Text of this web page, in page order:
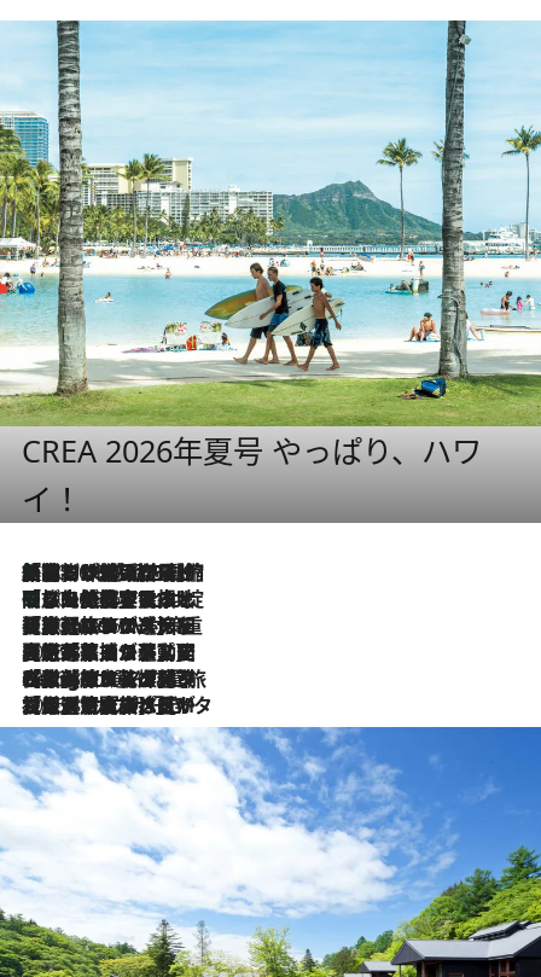
CREA 2026年夏号 やっぱり、ハワ
イ！
2026.8.6
「荷物が増えるほど旅ストレスは増す」美容ジャーナリストがたどり着いた最終結論。“化粧品を劇的に減らす”感動の凝縮美容とは
2026.8.6
「旅先には金髪ウィッグを持参」日本と同じメイクでは損してる!? 美容ジャーナリストが提案する“掟破りの旅美容”とは
2026.8.6
【厳選旅コスメ】「身軽さ＆UV対策重視！」ヘアアーティストshucoが選んだ夏旅ベストコスメを発表【Mサイズジップ】
2026.8.5
【厳選旅コスメ】国内をあちこち移動する河井菜摘が選んだ夏旅ベストコスメ発表！「リラックスアイテムはマスト」【Mサイズジップ】
2026.8.4
【厳選旅コスメ】「紫外線＆乾燥対策しながらメイク感も！」ヘア＆メイクGeorgeが選んだ夏旅ベストコスメを発表！【Mサイズジップ】
2026.8.3
【厳選旅コスメ】「保湿もタイパ重視！」“サウナ好き”タレント清水みさとが愛用する夏旅ベストコスメを発表！【Mサイズジップ】